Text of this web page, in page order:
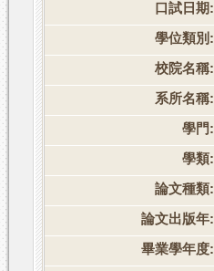
口試日期:
學位類別:
校院名稱:
系所名稱:
學門:
學類:
論文種類:
論文出版年:
畢業學年度: